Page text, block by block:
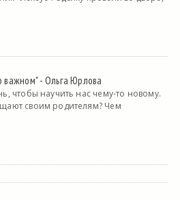
важном" - Ольга Юрлова
чтобы научить нас чему-то новому.
своим родителям? Чем